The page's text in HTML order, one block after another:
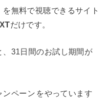
を無料で視聴できるサイト
だけです。
31日間のお試し期間が
ンペーン をやっています